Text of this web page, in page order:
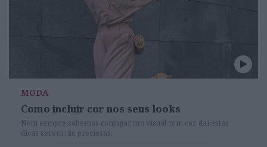
MODA
Como incluir cor nos seus looks
Nem sempre sabemos conjugar um visual com cor, daí estas
dicas serem tão preciosas.